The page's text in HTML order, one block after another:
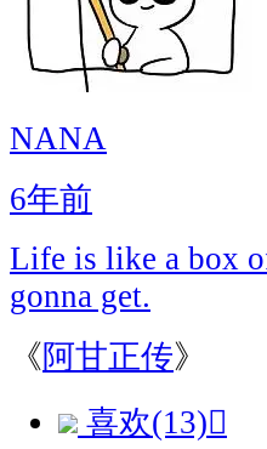
NANA
6年前
Life is like a box
gonna get.
《阿甘正传》
喜欢(13)